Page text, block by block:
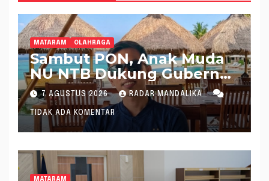
MATARAM OLAHRAGA
Sambut PON, Anak Muda
NU NTB Dukung Gubernur
Pimpin KONI NTB
7 AGUSTUS 2026 RADAR MANDALIKA
TIDAK ADA KOMENTAR
MATARAM